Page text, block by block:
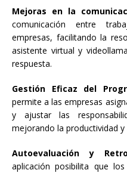
Mejoras en la
comunicación entre
empresas, facilitando la
asistente virtual y
respuesta.
Gestión Eficaz del
permite a las empresas
y ajustar las
mejorando la productividad
Autoevaluación y
aplicación posibilita que